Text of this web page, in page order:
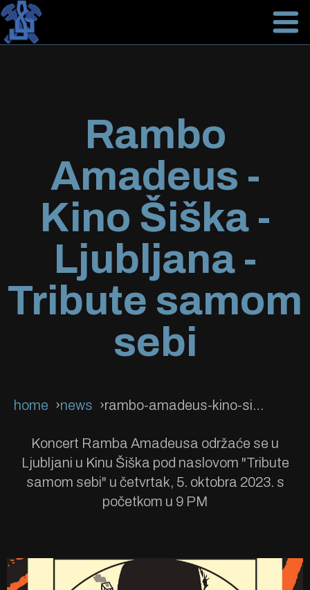
Rambo
Amadeus -
Kino Šiška -
Ljubljana -
Tribute samom
sebi
home news rambo-amadeus-kino-siska-ljubljana-tribute-samom-sebi-2
Koncert Ramba Amadeusa održaće se u
Ljubljani u Kinu Šiška pod naslovom "Tribute
samom sebi" u četvrtak, 5. oktobra 2023. s
početkom u 9 PM